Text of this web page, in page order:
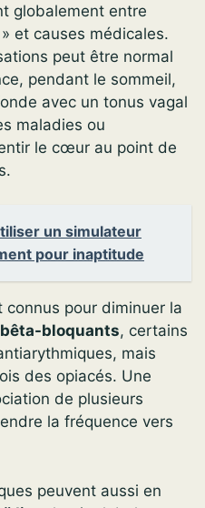
globalement entre
et causes médicales.
peut être normal
pendant le sommeil,
avec un tonus vagal
maladies ou
le cœur au point de
un simulateur
pour inaptitude
pour diminuer la
bêta-bloquants, certains
mais
des opiacés. Une
de plusieurs
la fréquence vers
peuvent aussi en